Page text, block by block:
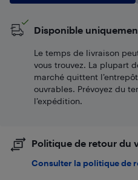
Disponible
Le temps de livraison
vous trouvez. La plupart
marché quittent
ouvrables. Prévoyez du
l’expédition.
Politique de retour du
Consulter la politique de